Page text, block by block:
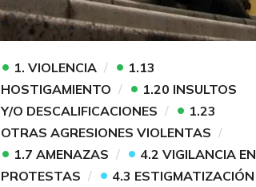
• 1. VIOLENCIA • 1.13
HOSTIGAMIENTO
• 1.20 INSULTOS
Y/O DESCALIFICACIONES
• 1.23
OTRAS AGRESIONES VIOLENTAS
• 1.7 AMENAZAS • 4.2 VIGILANCIA EN
PROTESTAS
• 4.3 ESTIGMATIZACIÓN